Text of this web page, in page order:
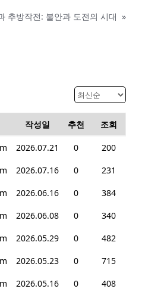
추방작전: 불안과 도전의 시대 »
작성일 추천 조회
2026.07.21 0
200
2026.07.16 0
231
2026.06.16 0
384
2026.06.08 0
340
2026.05.29 0
482
2026.05.23 0
715
2026.05.16 0
408